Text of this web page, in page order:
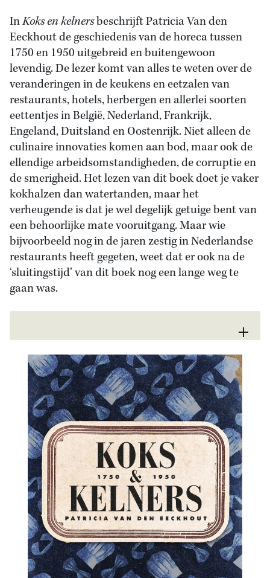
InKoks en kelnersbeschrijft Patricia Van den
Eeckhout de geschiedenis van de horeca tussen
1750 en 1950 uitgebreid en buitengewoon
levendig. De lezer komt van alles te weten over de
veranderingen in de keukens en eetzalen van
restaurants, hotels, herbergen en allerlei soorten
eettentjes in België, Nederland, Frankrijk,
Engeland, Duitsland en Oostenrijk. Niet alleen de
culinaire innovaties komen aan bod, maar ook de
ellendige arbeidsomstandigheden, de corruptie en
de smerigheid. Het lezen van dit boek doet je vaker
kokhalzen dan watertanden, maar het
verheugende is dat je wel degelijk getuige bent van
een behoorlijke mate vooruitgang. Maar wie
bijvoorbeeld nog in de jaren zestig in Nederlandse
restaurants heeft gegeten, weet dat er ook na de
‘sluitingstijd’ van dit boek nog een lange weg te
gaan was.